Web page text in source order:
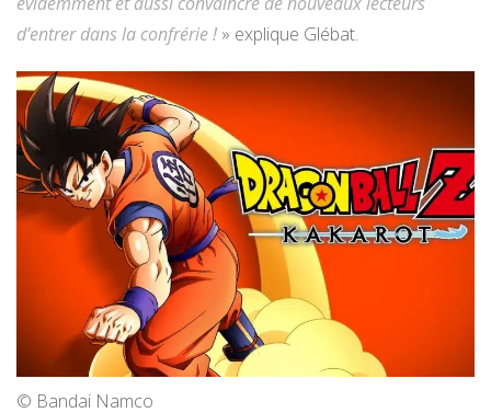
d’entrer dans la confrérie ! » explique Glébat.
© Bandai Namco